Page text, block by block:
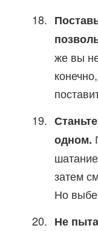
же вы
одном.
затем
Но
Не